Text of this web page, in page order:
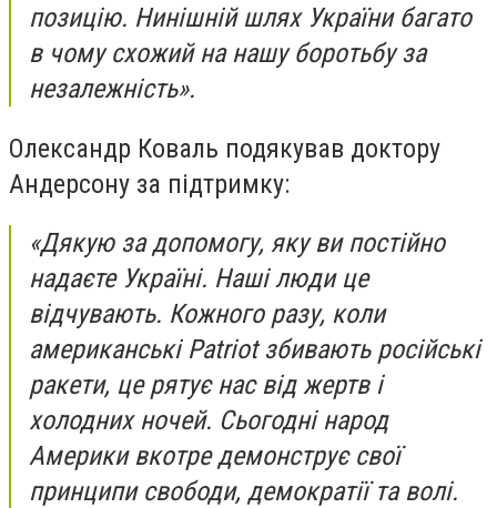
позицію. Нинішній шлях України багато
в чому схожий на нашу боротьбу за
незалежність».
Олександр Коваль подякував доктору
Андерсону за підтримку:
«Дякую за допомогу, яку ви постійно
надаєте Україні. Наші люди це
відчувають. Кожного разу, коли
американські Patriot збивають російські
ракети, це рятує нас від жертв і
холодних ночей. Сьогодні народ
Америки вкотре демонструє свої
принципи свободи, демократії та волі.